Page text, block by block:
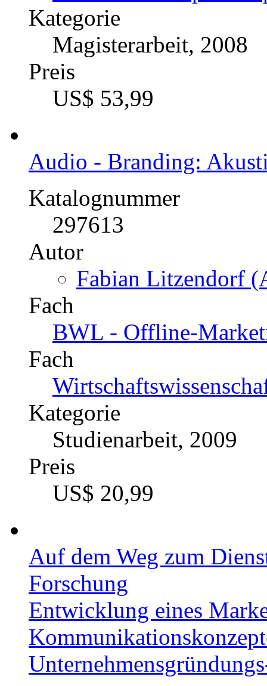
Kategorie
Magisterarbeit, 2008
Preis
US$ 53,99
Audio - Branding:
Katalognummer
297613
Autor
Fabian Litzendorf
Fach
BWL - Offline-
Fach
Kategorie
Studienarbeit, 2009
Preis
US$ 20,99
Auf dem Weg zum
Forschung
Entwicklung eines